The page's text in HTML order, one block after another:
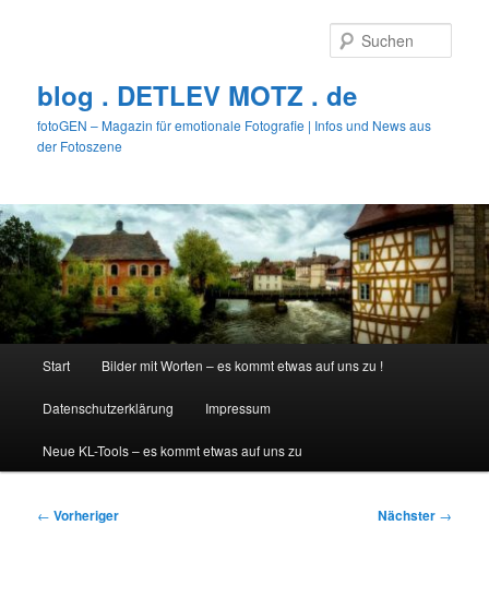
blog . DETLEV MOTZ . de
fotoGEN – Magazin für emotionale Fotografie | Infos und News aus
der Fotoszene
Start Bilder mit Worten – es kommt etwas auf uns zu !
Datenschutzerklärung Impressum
Neue KL-Tools – es kommt etwas auf uns zu
Beitragsnavigation
← Vorheriger Nächster →